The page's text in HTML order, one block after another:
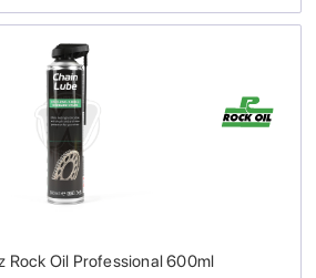
Rock Oil Professional 600ml